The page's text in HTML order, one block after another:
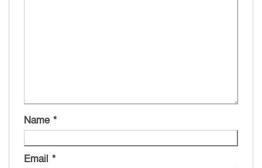
Name *
Email *